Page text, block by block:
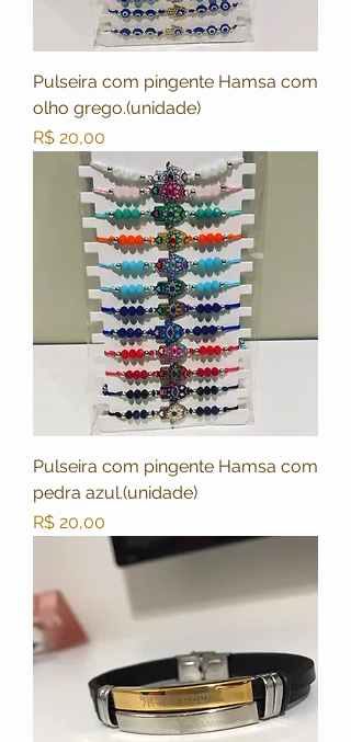
Pulseira com pingente Hamsa com
olho grego.(unidade)
Preço
R$ 20,00
Pulseira com pingente Hamsa com
pedra azul.(unidade)
Preço
R$ 20,00